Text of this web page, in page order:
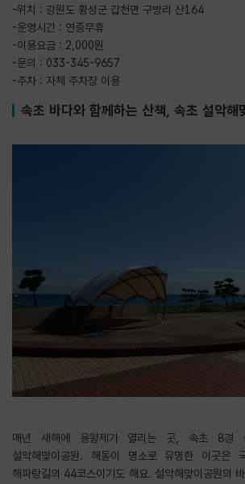
-위치 : 강원도 횡성군 갑천면 구방리 산164
-운영시간 : 연중무휴
-이용요금 : 2,000원
-문의 : 033-345-9657
-주차 : 자체 주차장 이용
속초 바다와 함께하는 산책, 속초 설악해
매년 새해에 용왕제가 열리는 곳, 속초 8경
설악해맞이공원. 해돋이 명소로 유명한 이곳은
해파랑길의 44코스이기도 해요. 설악해맞이공원의